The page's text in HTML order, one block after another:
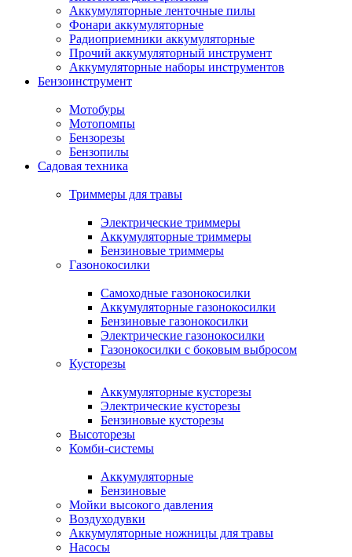
Аккумуляторные ленточные пилы
Фонари аккумуляторные
Радиоприемники аккумуляторные
Прочий аккумуляторный инструмент
Аккумуляторные наборы инструментов
Бензоинструмент
Мотобуры
Мотопомпы
Бензорезы
Бензопилы
Садовая техника
Триммеры для травы
Электрические триммеры
Аккумуляторные триммеры
Бензиновые триммеры
Газонокосилки
Самоходные газонокосилки
Аккумуляторные газонокосилки
Бензиновые газонокосилки
Электрические газонокосилки
Газонокосилки с боковым выбросом
Кусторезы
Аккумуляторные кусторезы
Электрические кусторезы
Бензиновые кусторезы
Высоторезы
Комби-системы
Аккумуляторные
Бензиновые
Мойки высокого давления
Воздуходувки
Аккумуляторные ножницы для травы
Насосы